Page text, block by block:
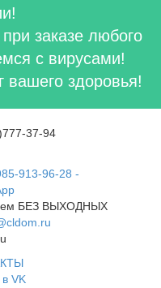
заказе любого
с вирусами!
вашего здоровья!
37-94
913-96-28 -
БЕЗ ВЫХОДНЫХ
VK